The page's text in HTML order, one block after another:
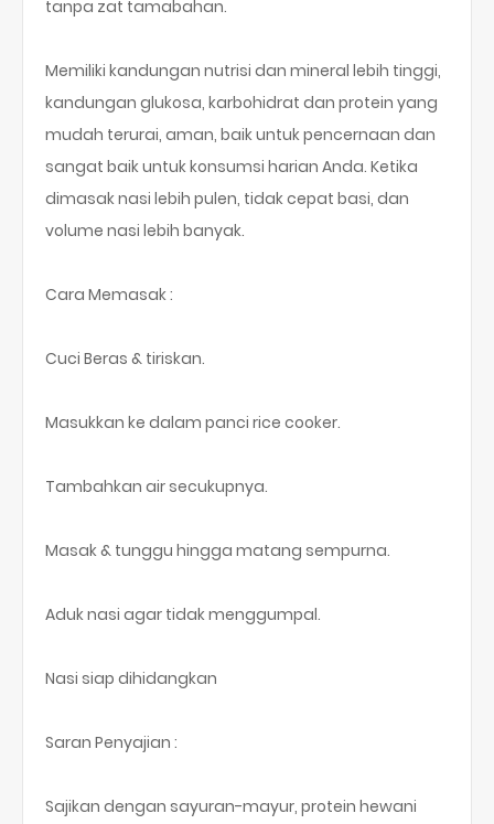
tanpa zat tamabahan.
Memiliki kandungan nutrisi dan mineral lebih tinggi,
kandungan glukosa, karbohidrat dan protein yang
mudah terurai, aman, baik untuk pencernaan dan
sangat baik untuk konsumsi harian Anda. Ketika
dimasak nasi lebih pulen, tidak cepat basi, dan
volume nasi lebih banyak.
Cara Memasak :
Cuci Beras & tiriskan.
Masukkan ke dalam panci rice cooker.
Tambahkan air secukupnya.
Masak & tunggu hingga matang sempurna.
Aduk nasi agar tidak menggumpal.
Nasi siap dihidangkan
Saran Penyajian :
Sajikan dengan sayuran-mayur, protein hewani